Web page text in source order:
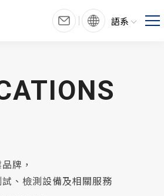
語系
牌，
、檢測設備及相關服務